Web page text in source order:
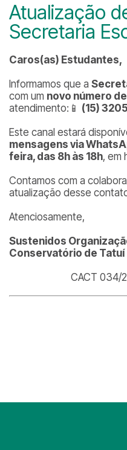
Atualização
Secretaria
Caros(as) Estudantes,
Informamos que a
com um novo número
atendimento:📱 (15)
Este canal estará
mensagens via
feira, das 8h às 18h, em
Contamos com a
atualização desse
Atenciosamente,
Sustenidos
Conservatório de Tatuí
CACT 034/